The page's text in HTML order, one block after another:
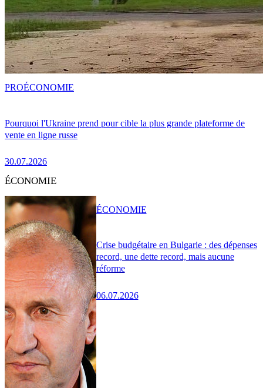
Pourquoi l'Ukraine prend pour cible la plus grande plateforme de
vente en ligne russe
30.07.2026
PROÉCONOMIE
ÉCONOMIE
Crise budgétaire en Bulgarie : des dépenses
record, une dette record, mais aucune
réforme
06.07.2026
ÉCONOMIE